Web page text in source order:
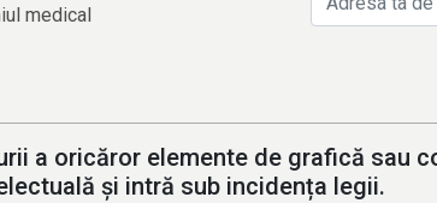
medical
a oricăror elemente de grafică sau
și intră sub incidența legii.